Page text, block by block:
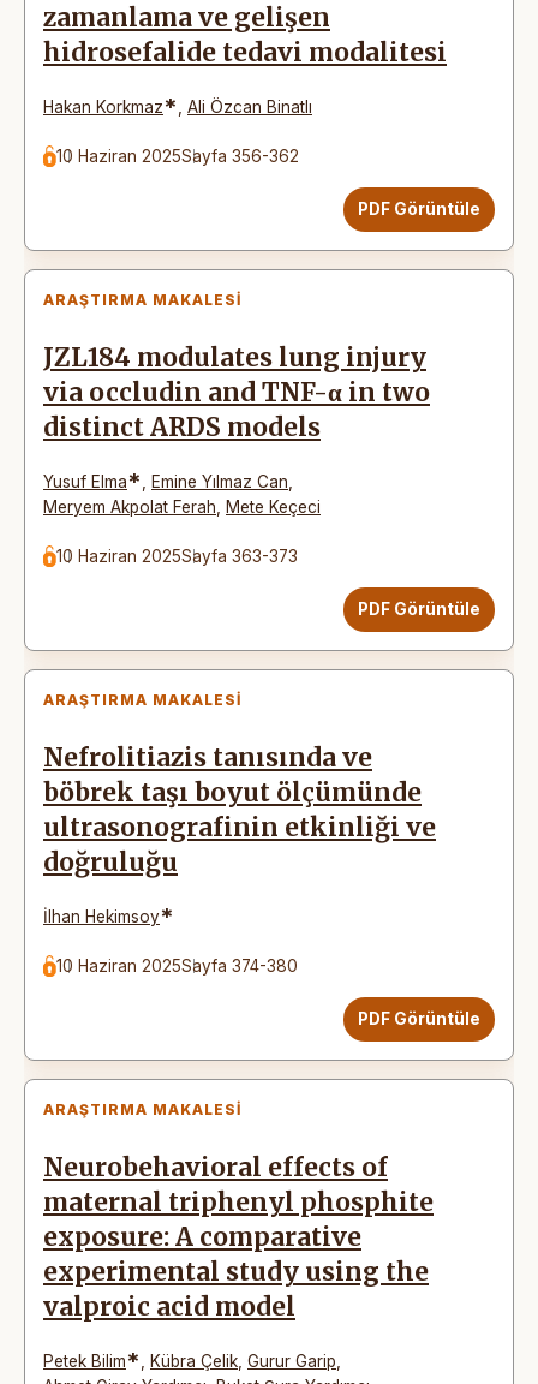
zamanlama ve gelişen
hidrosefalide tedavi modalitesi
Hakan Korkmaz* Ali Özcan Binatlı
10 Haziran 2025Sayfa 356-362
PDF Görüntüle
ARAŞTIRMA MAKALESI
JZL184 modulates lung injury
via occludin and TNF-α in two
distinct ARDS models
Yusuf Elma* Emine Yılmaz Can
Meryem Akpolat Ferah
Mete Keçeci
10 Haziran 2025Sayfa 363-373
PDF Görüntüle
ARAŞTIRMA MAKALESI
Nefrolitiazis tanısında ve
böbrek taşı boyut ölçümünde
ultrasonografinin etkinliği ve
doğruluğu
İlhan Hekimsoy*
10 Haziran 2025Sayfa 374-380
PDF Görüntüle
ARAŞTIRMA MAKALESI
Neurobehavioral effects of
maternal triphenyl phosphite
exposure: A comparative
experimental study using the
valproic acid model
Petek Bilim* Kübra Çelik Gurur Garip